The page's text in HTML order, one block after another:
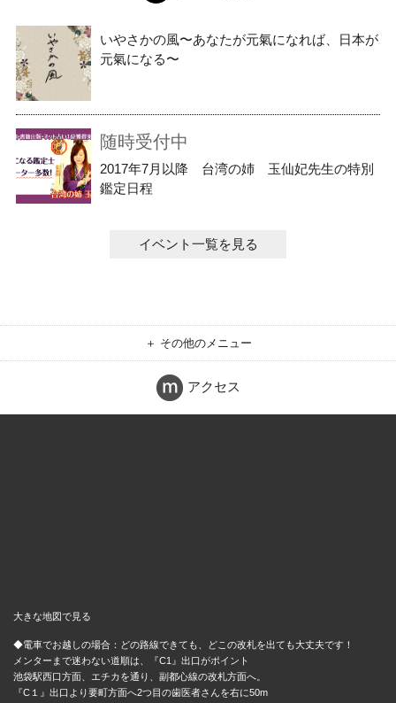
いやさかの風〜あなたが元氣になれば、日本が
元氣になる〜
随時受付中
2017年7月以降 台湾の姉 玉仙妃先生の特別
鑑定日程
イベント一覧を見る
＋ その他のメニュー
アクセス
大きな地図で見る
◆電車でお越しの場合：どの路線できても、どこの改札を出ても大丈夫です！
メンターまで迷わない道順は、『C1』出口がポイント
池袋駅西口方面、エチカを通り、副都心線の改札方面へ。
『C１』出口より要町方面へ2つ目の歯医者さんを右に50m